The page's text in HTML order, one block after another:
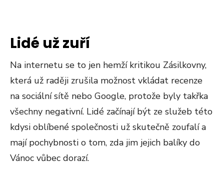
Lidé už zuří
Na internetu se to jen hemží kritikou Zásilkovny,
která už raději zrušila možnost vkládat recenze
na sociální sítě nebo Google, protože byly takřka
všechny negativní. Lidé začínají být ze služeb této
kdysi oblíbené společnosti už skutečně zoufalí a
mají pochybnosti o tom, zda jim jejich balíky do
Vánoc vůbec dorazí.